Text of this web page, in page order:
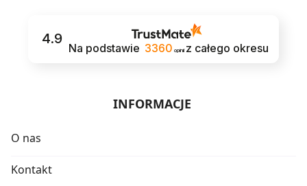
4.9
Na podstawie 3360 opinii z całego okresu
INFORMACJE
O nas
Kontakt